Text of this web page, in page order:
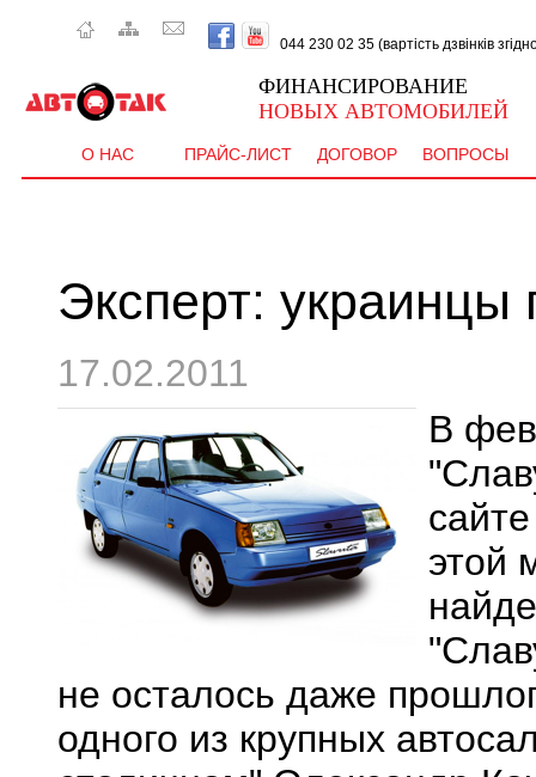
044 230 02 35 (вартість дзвінків
ФИНАНСИРОВАНИЕ
НОВЫХ АВТОМОБИЛЕЙ
О НАС ПРАЙС-ЛИСТ ДОГОВОР ВОПРОСЫ
Эксперт: украинцы
17.02.2011
В
этой
не осталось даже
одного из крупных